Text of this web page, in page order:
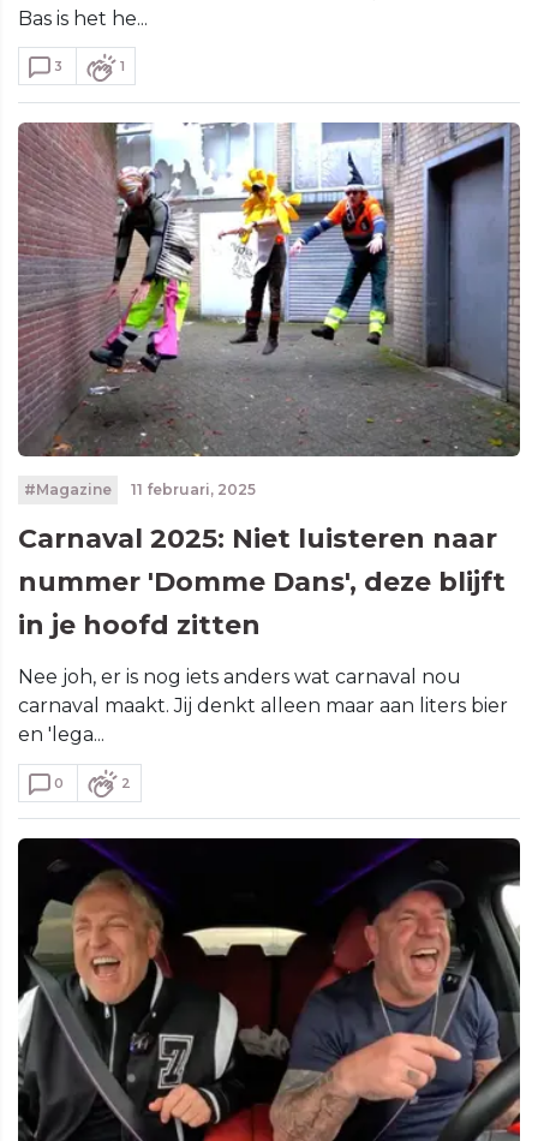
Bas is het he...
3 1
#Magazine 11 februari, 2025
Carnaval 2025: Niet luisteren naar
nummer 'Domme Dans', deze blijft
in je hoofd zitten
Nee joh, er is nog iets anders wat carnaval nou
carnaval maakt. Jij denkt alleen maar aan liters bier
en 'lega...
0 2